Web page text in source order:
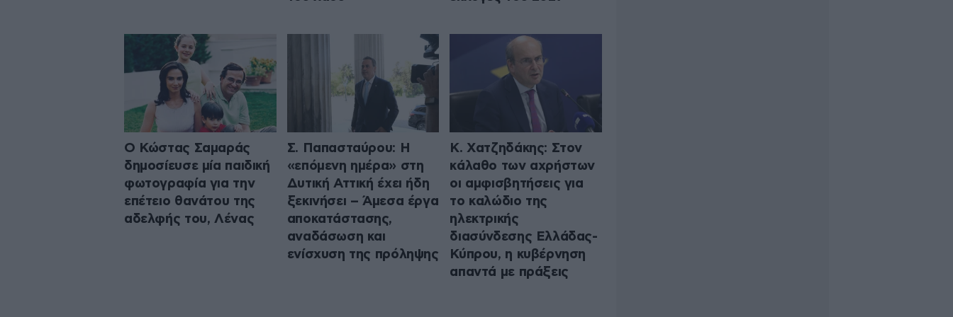
Ο Κώστας Σαμαράς
δημοσίευσε μία παιδική
φωτογραφία για την
επέτειο θανάτου της
αδελφής του, Λένας
Σ. Παπασταύρου: Η
«επόμενη ημέρα» στη
Δυτική Αττική έχει ήδη
ξεκινήσει – Άμεσα έργα
αποκατάστασης,
αναδάσωση και
ενίσχυση της πρόληψης
Κ. Χατζηδάκης: Στον
κάλαθο των αχρήστων
οι αμφισβητήσεις για
το καλώδιο της
ηλεκτρικής
διασύνδεσης Ελλάδας-
Κύπρου, η κυβέρνηση
απαντά με πράξεις